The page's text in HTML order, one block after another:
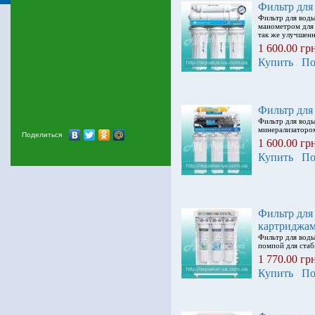
Поделиться
Фильтр
Фильтр для
манометром для
так же
1 600.00
Купить
Фильтр
Фильтр для
1 600.00
Купить
Фильтр
Фильтр для
помпой для
1 770.00
Купить